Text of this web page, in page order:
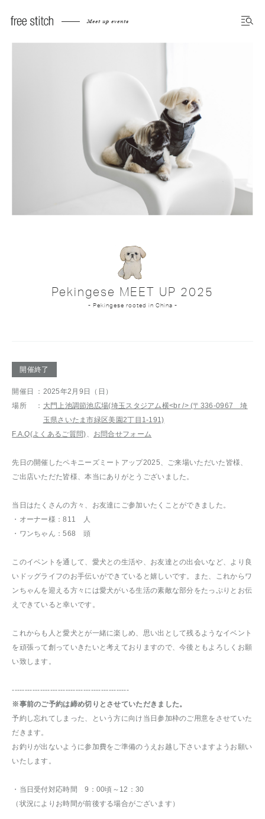
Meet up events
Pekingese MEET UP 2025
- Pekingese rooted in China -
開催終了
開催日
：2025年2月9日（日）
場所
： 大門上池調節池広場(埼玉スタジアム横<br /> (〒336-0967 埼
玉県さいたま市緑区美園2丁目1-191)
F.A.Q(よくあるご質問)
お問合せフォーム
先日の開催したペキニーズミートアップ2025、ご来場いただいた皆様、
ご出店いただた皆様、本当にありがとうございました。
当日はたくさんの方々、お友達にご参加いたくことができました。
・オーナー様：811 人
・ワンちゃん：568 頭
このイベントを通して、愛犬との生活や、お友達との出会いなど、より良
いドッグライフのお手伝いができていると嬉しいです。また、これからワ
ンちゃんを迎える方々には愛犬がいる生活の素敵な部分をたっぷりとお伝
えできていると幸いです。
これからも人と愛犬とが一緒に楽しめ、思い出として残るようなイベント
を頑張って創っていきたいと考えておりますので、今後ともよろしくお願
い致します。
----------------------------------------------
※事前のご予約は締め切りとさせていただきました。
予約し忘れてしまった、という方に向け当日参加枠のご用意をさせていた
だきます。
お釣りが出ないように参加費をご準備のうえお越し下さいますようお願い
いたします。
・当日受付対応時間 9：00頃～12：30
（状況によりお時間が前後する場合がございます）